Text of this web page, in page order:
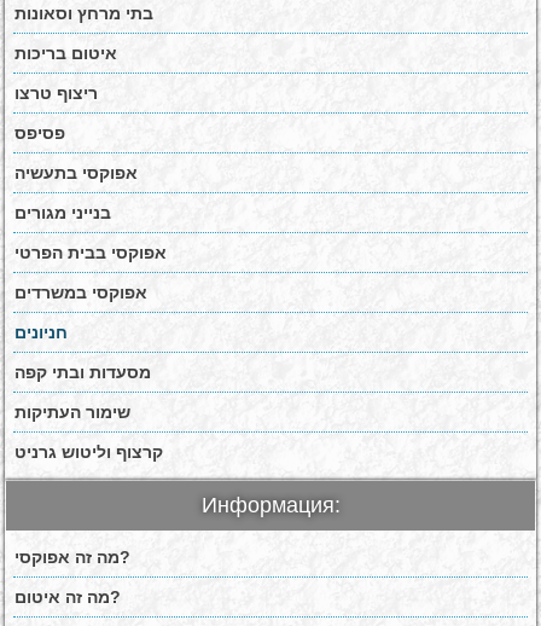
בתי מרחץ וסאונות
איטום בריכות
ריצוף טרצו
פסיפס
אפוקסי בתעשיה
בנייני מגורים
אפוקסי בבית הפרטי
אפוקסי במשרדים
חניונים
מסעדות ובתי קפה
שימור העתיקות
קרצוף וליטוש גרניט
Информация:
מה זה אפוקסי?
מה זה איטום?